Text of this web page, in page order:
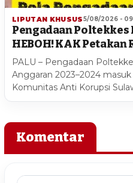
LIPUTAN KHUSUS5/08/2026 -
Pengadaan Poltekkes
HEBOH! KAK
PALU – Pengadaan
Anggaran 2023–2024
Komunitas Anti Korupsi
Komentar